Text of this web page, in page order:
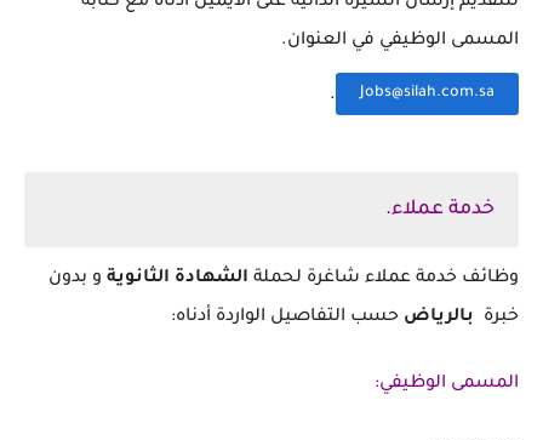
المسمى الوظيفي في العنوان.
Jobs@silah.com.sa
.
خدمة عملاء.
‏وظائف خدمة عملاء شاغرة لحملة الشهادة الثانوية و بدون
خبرة
بالرياض حسب التفاصيل الواردة أدناه:
المسمى الوظيفي: